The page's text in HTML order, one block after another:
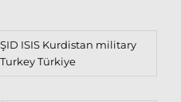
ISIS Kurdistan military
TurkeyTürkiye